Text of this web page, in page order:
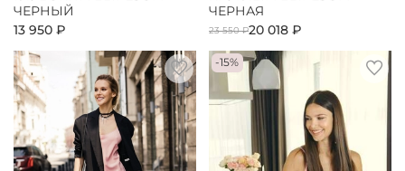
ЧЕРНЫЙ
13 950 ₽
ЧЕРНАЯ
23 550 ₽20 018 ₽
-15%